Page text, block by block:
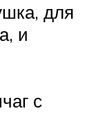
для
и
с